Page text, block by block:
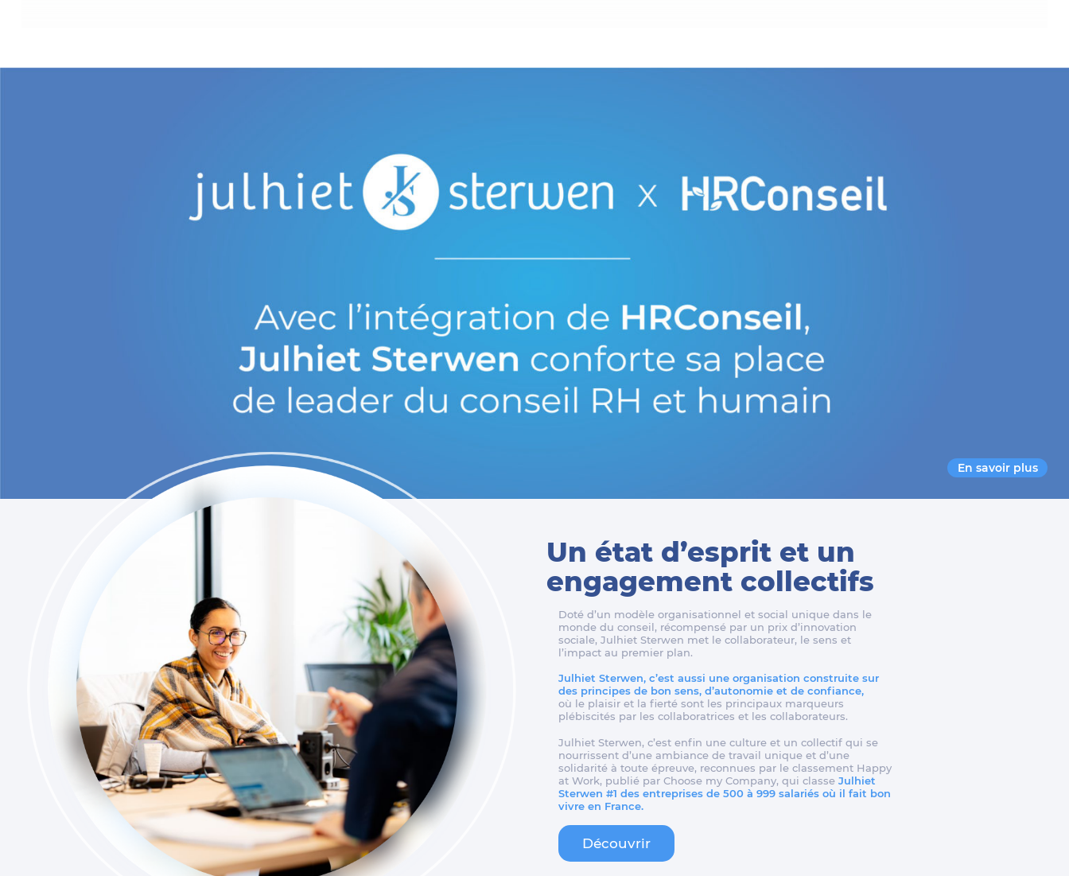
En savoir plus
Un état d’esprit et un
engagement collectifs
Doté d’un modèle organisationnel et social unique dans le
monde du conseil, récompensé par un prix d’innovation
sociale, Julhiet Sterwen met le collaborateur, le sens et
l’impact au premier plan.
Julhiet Sterwen, c’est aussi une organisation construite sur
des principes de bon sens, d’autonomie et de confiance,
où le plaisir et la fierté sont les principaux marqueurs
plébiscités par les collaboratrices et les collaborateurs.
Julhiet Sterwen, c’est enfin une culture et un collectif qui se
nourrissent d’une ambiance de travail unique et d’une
solidarité à toute épreuve, reconnues par le classement Happy
at Work, publié par Choose my Company, qui classe Julhiet
Sterwen #1 des entreprises de 500 à 999 salariés où il fait bon
vivre en France.
Découvrir